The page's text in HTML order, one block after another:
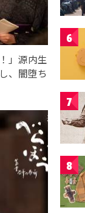
」源内生
、闇堕ち
6
7
8